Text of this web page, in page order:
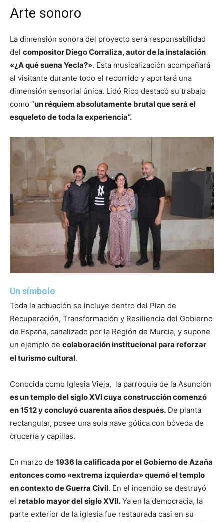
Arte sonoro
La dimensión sonora del proyecto será responsabilidad
del compositor Diego Corraliza, autor de la instalación
«¿A qué suena Yecla?». Esta musicalización acompañará
al visitante durante todo el recorrido y aportará una
dimensión sensorial única. Lidó Rico destacó su trabajo
como “un réquiem absolutamente brutal que será el
esqueleto de toda la experiencia”.
Un símbolo
Toda la actuación se incluye dentro del Plan de
Recuperación, Transformación y Resiliencia del Gobierno
de España, canalizado por la Región de Murcia, y supone
un ejemplo de colaboración institucional para reforzar
el turismo cultural.
Conocida como Iglesia Vieja, la parroquia de la Asunción
es un templo del siglo XVI cuya construcción comenzó
en 1512 y concluyó cuarenta años después. De planta
rectangular, posee una sola nave gótica con bóveda de
crucería y capillas.
En marzo de 1936 la calificada por el Gobierno de Azaña
entonces como «extrema izquierda» quemó el templo
en contexto de Guerra Civil. En el incendio se destruyó
el retablo mayor del siglo XVII. Ya en la democracia, la
parte exterior de la iglesia fue restaurada casi en su